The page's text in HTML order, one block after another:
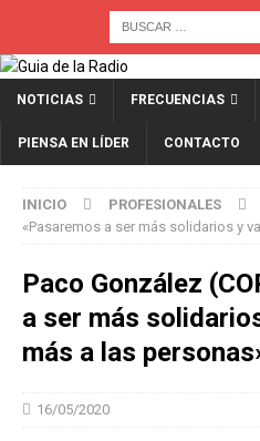
NOTICIAS FRECUENCIAS
PIENSA EN LÍDER CONTACTO
INICIO PROFESIONALES
«Pasaremos a ser más solidarios y
Paco González
a ser más
más a las
16/05/2020